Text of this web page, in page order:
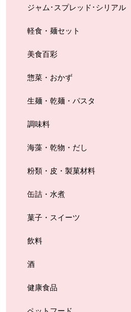
ジャム･スプレッド･シリアル
軽食・麺セット
美食百彩
惣菜・おかず
生麺・乾麺・パスタ
調味料
海藻・乾物・だし
粉類・皮・製菓材料
缶詰・水煮
菓子・スイーツ
飲料
酒
健康食品